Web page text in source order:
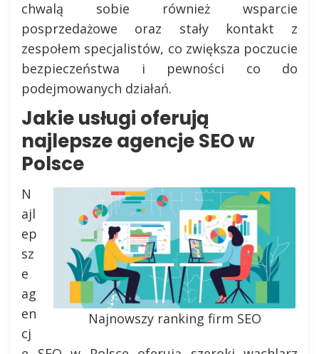
chwalą sobie również wsparcie
posprzedażowe oraz stały kontakt z
zespołem specjalistów, co zwiększa poczucie
bezpieczeństwa i pewności co do
podejmowanych działań.
Jakie usługi oferują
najlepsze agencje SEO w
Polsce
Najnowszy ranking firm SEO
N
ajl
ep
sz
e
ag
en
cj